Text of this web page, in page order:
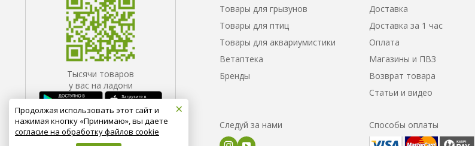
Тысячи товаров
у вас на ладони
Товары для грызунов
Товары для птиц
Товары для аквариумистики
Ветаптека
Бренды
Доставка
Доставка за 1 час
Оплата
Магазины и ПВЗ
Возврат товара
Статьи и видео
Следуй за нами Способы оплаты
×
Продолжая использовать этот сайт и
нажимая кнопку «Принимаю», вы даете
согласие на обработку файлов cookie